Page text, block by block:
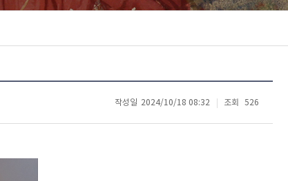
작성일 2024/10/18 08:32 조회 526